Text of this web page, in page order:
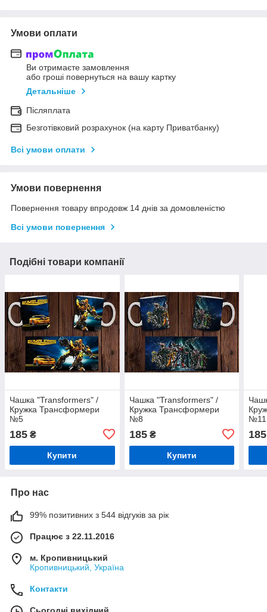
Умови оплати
Ви отримаєте замовлення
або гроші повернуться на вашу картку
Детальніше
Післяплата
Безготівковий розрахунок (на карту Приватбанку)
Всі умови оплати
Умови повернення
Повернення товару впродовж 14 днів за домовленістю
Всі умови повернення
Подібні товари компанії
Чашка "Transformers" /
Кружка Трансформери
№5
185 ₴
Купити
Чашка "Transformers" /
Кружка Трансформери
№8
185₴
Купити
№11
185
Про нас
99% позитивних з 544 відгуків за рік
Працює з 22.11.2016
м. Кропивницький
Кропивницький, Україна
Контакти